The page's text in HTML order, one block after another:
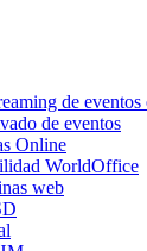
de
de eventos
Online
WorldOffice
web